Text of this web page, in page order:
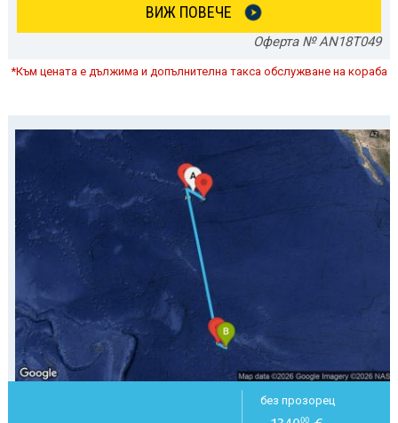
ВИЖ ПОВЕЧЕ
Оферта № AN18T049
*Към цената е дължима и допълнителна такса обслужване на кораба
без прозорец
00